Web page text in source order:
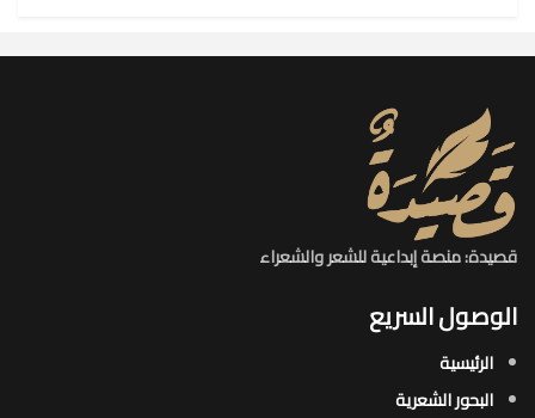
قصيدة: منصة إبداعية للشعر والشعراء
الوصول السريع
الرئيسية
البحور الشعرية​